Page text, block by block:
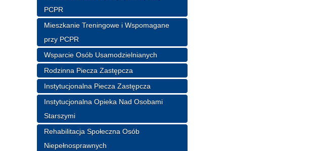
PCPR
Mieszkanie Treningowe i Wspomagane
przy PCPR
Wsparcie Osób Usamodzielnianych
Rodzinna Piecza Zastępcza
Instytucjonalna Piecza Zastępcza
Instytucjonalna Opieka Nad Osobami
Starszymi
Rehabilitacja Społeczna Osób
Niepełnosprawnych